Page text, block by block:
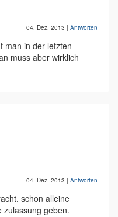
04. Dez. 2013 | Antworten
man in der letzten
muss aber wirklich
04. Dez. 2013 | Antworten
schon alleine
zulassung geben.